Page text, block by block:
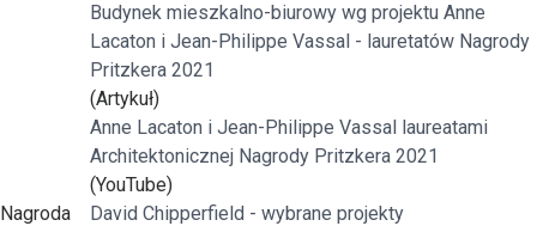
Budynek mieszkalno-biurowy wg projektu Anne
Lacaton i Jean-Philippe Vassal - lauretatów Nagrody
Pritzkera 2021
(Artykuł)
Anne Lacaton i Jean-Philippe Vassal laureatami
Architektonicznej Nagrody Pritzkera 2021
(YouTube)
Nagroda
David Chipperfield - wybrane projekty